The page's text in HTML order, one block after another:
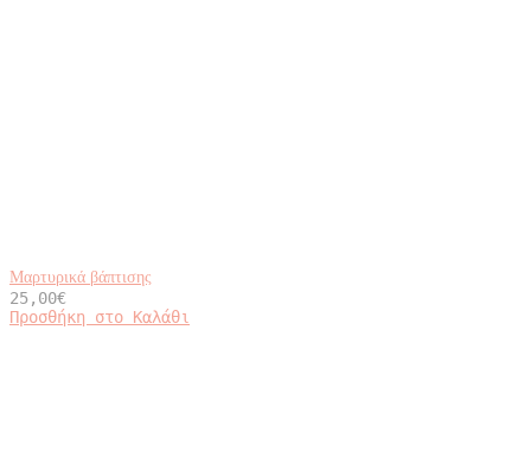
Μαρτυρικά βάπτισης
25,00€
Προσθήκη στο Καλάθι